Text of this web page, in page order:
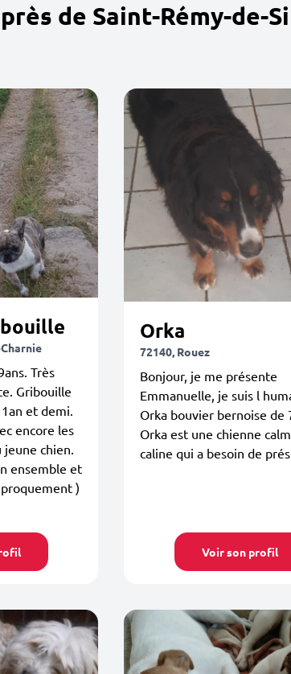
de Saint-Rémy-de-
Très
Gribouille
et demi.
encore les
chien.
ensemble et
)
Orka
72140, Rouez
Bonjour, je me présente
Emmanuelle, je suis l
Orka bouvier bernoise de
Orka est une chienne
caline qui a besoin de
Voir son profil